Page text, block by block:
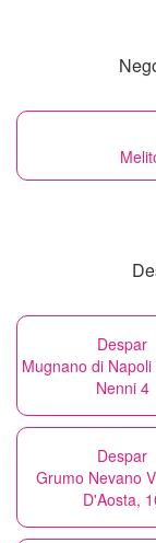
Despar
Mugnano di Napoli
Nenni 4
Despar
Grumo Nevano
D'Aosta,